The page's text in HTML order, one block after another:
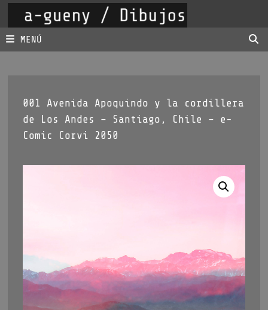
contenido
MENÚ
001 Avenida Apoquindo y la cordillera
de Los Andes – Santiago, Chile – e-
Comic Corvi 2050